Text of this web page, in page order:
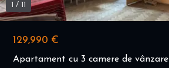
129,990 €
Apartament cu 3 camere de vânzare
/